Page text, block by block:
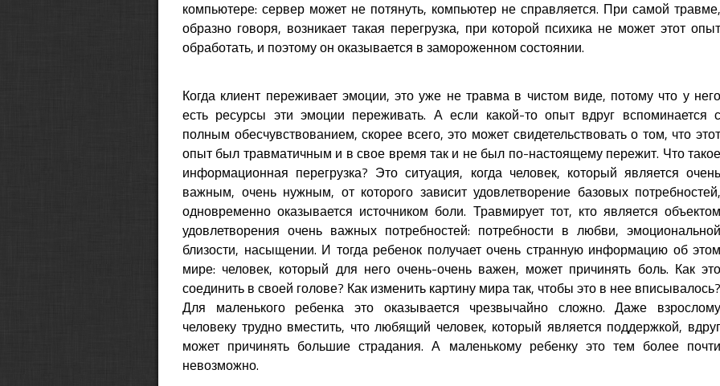
компьютере: сервер может не потянуть, компьютер не справляется. При самой травме,
образно говоря, возникает такая перегрузка, при которой психика не может этот опыт
обработать, и поэтому он оказывается в замороженном состоянии.
Когда клиент переживает эмоции, это уже не травма в чистом виде, потому что у него
есть ресурсы эти эмоции переживать. А если какой-то опыт вдруг вспоминается с
полным обесчувствованием, скорее всего, это может свидетельствовать о том, что этот
опыт был травматичным и в свое время так и не был по-настоящему пережит. Что такое
информационная перегрузка? Это ситуация, когда человек, который является очень
важным, очень нужным, от которого зависит удовлетворение базовых потребностей,
одновременно оказывается источником боли. Травмирует тот, кто является объектом
удовлетворения очень важных потребностей: потребности в любви, эмоциональной
близости, насыщении. И тогда ребенок получает очень странную информацию об этом
мире: человек, который для него очень-очень важен, может причинять боль. Как это
соединить в своей голове? Как изменить картину мира так, чтобы это в нее вписывалось?
Для маленького ребенка это оказывается чрезвычайно сложно. Даже взрослому
человеку трудно вместить, что любящий человек, который является поддержкой, вдруг
может причинять большие страдания. А маленькому ребенку это тем более почти
невозможно.